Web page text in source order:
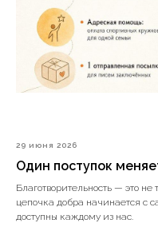
29 июня 2026
Один поступок
Благотворительность — это
цепочка добра начинается с
доступны каждому из нас.